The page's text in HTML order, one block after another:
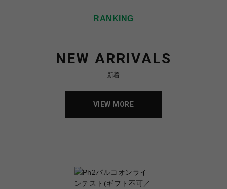
RANKING
NEW ARRIVALS
新着
VIEW MORE